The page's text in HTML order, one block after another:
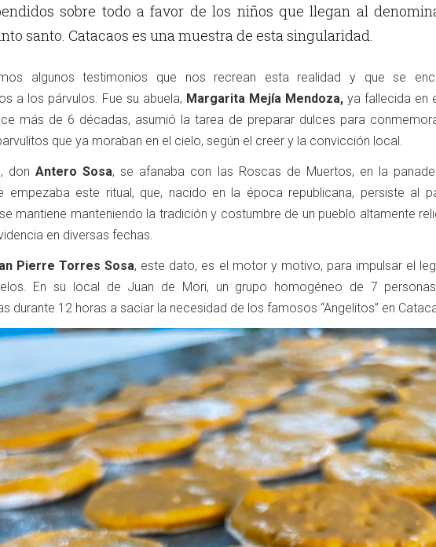
sobre todo a favor de los niños que llegan al
santo. Catacaos es una muestra de esta singularidad.
algunos testimonios que nos recrean esta realidad y que se
a los párvulos. Fue su abuela, Margarita Mejía Mendoza, ya fallecida en
más de 6 décadas, asumió la tarea de preparar dulces para
que ya moraban en el cielo, según el creer y la convicción local.
donAntero Sosa, se afanaba con las Roscas de Muertos, en la
empezaba este ritual, que, nacido en la época republicana, persiste al
mantiene manteniendo la tradición y costumbre de un pueblo altamente
en diversas fechas.
Pierre Torres Sosa, este dato, es el motor y motivo, para impulsar el
En su local de Juan de Mori, un grupo homogéneo de 7
durante 12 horas a saciar la necesidad de los famosos “Angelitos” en